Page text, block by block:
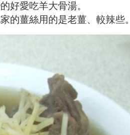
好愛吃羊大骨湯。
的薑絲用的是老薑、較辣些。